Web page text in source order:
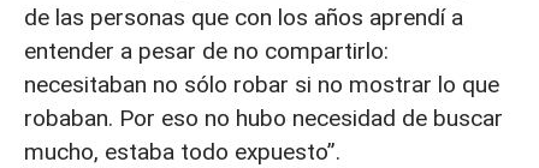
de las personas que con los años aprendí a
entender a pesar de no compartirlo:
necesitaban no sólo robar si no mostrar lo que
robaban. Por eso no hubo necesidad de buscar
mucho, estaba todo expuesto”.